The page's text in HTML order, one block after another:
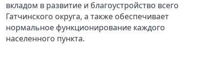
вкладом в развитие и благоустройство всего
Гатчинского округа, а также обеспечивает
нормальное функционирование каждого
населенного пункта.